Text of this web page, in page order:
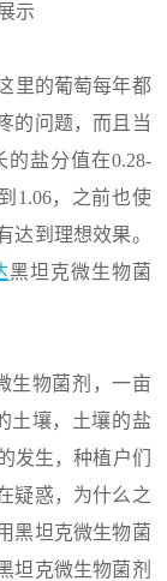
示
里的葡萄每年都
的问题，而且当
盐分值在0.28-
1.06，之前也使
达到理想效果。
黑坦克微生物菌
生物菌剂，一亩
土壤，土壤的盐
发生，种植户们
疑惑，为什么之
黑坦克微生物菌
坦克微生物菌剂